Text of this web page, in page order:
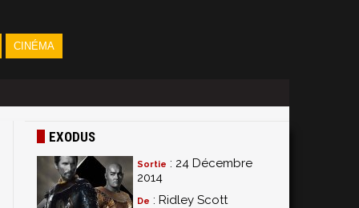
CINÉMA
EXODUS
Sortie : 24 Décembre
2014
De : Ridley Scott